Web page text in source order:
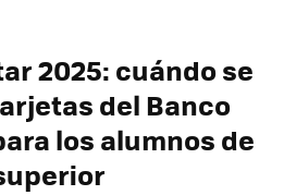
2025: cuándo se
del Banco
los alumnos de